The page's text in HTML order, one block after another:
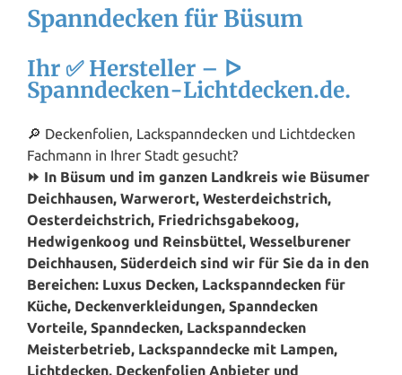
Spanndecken für Büsum
Ihr ✅ Hersteller – ᐅ
Spanndecken-Lichtdecken.de.
🔎 Deckenfolien, Lackspanndecken und Lichtdecken
Fachmann in Ihrer Stadt gesucht?
⏩ In Büsum und im ganzen Landkreis wie Büsumer
Deichhausen, Warwerort, Westerdeichstrich,
Oesterdeichstrich, Friedrichsgabekoog,
Hedwigenkoog und Reinsbüttel, Wesselburener
Deichhausen, Süderdeich sind wir für Sie da in den
Bereichen: Luxus Decken, Lackspanndecken für
Küche, Deckenverkleidungen, Spanndecken
Vorteile, Spanndecken, Lackspanndecken
Meisterbetrieb, Lackspanndecke mit Lampen,
Lichtdecken, Deckenfolien Anbieter und